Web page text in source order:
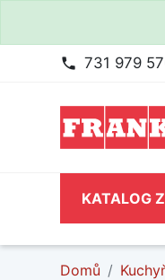
phone 731 979
KATALOG
Domů